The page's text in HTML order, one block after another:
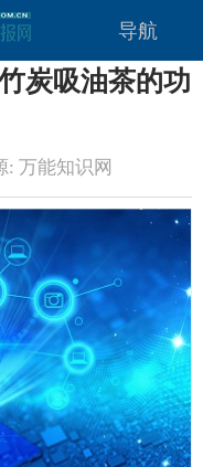
导航
炭吸油茶的功
: 万能知识网